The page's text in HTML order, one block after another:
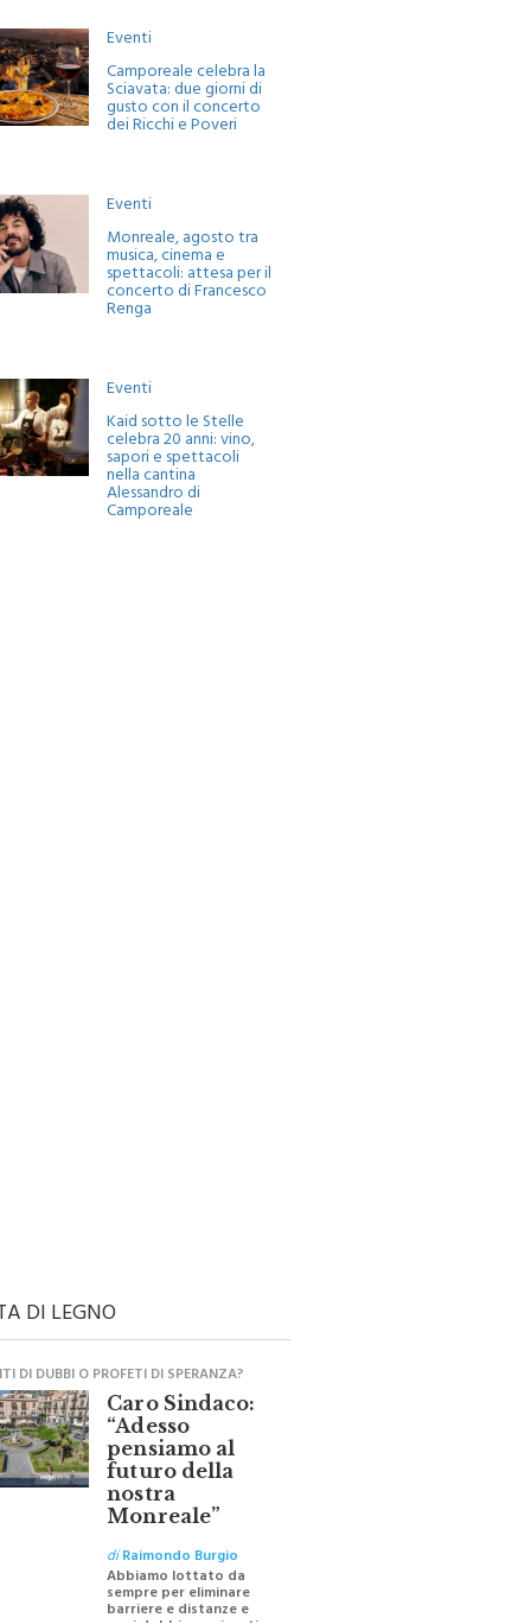
Eventi
Camporeale celebra la
Sciavata: due giorni di
gusto con il concerto
dei Ricchi e Poveri
Eventi
Monreale, agosto tra
musica, cinema e
spettacoli: attesa per il
concerto di Francesco
Renga
Eventi
Kaid sotto le Stelle
celebra 20 anni: vino,
sapori e spettacoli
nella cantina
Alessandro di
Camporeale
DI LEGNO
DI DUBBI O PROFETI DI SPERANZA?
Caro Sindaco:
“Adesso
pensiamo al
futuro della
nostra
Monreale”
diRaimondo Burgio
Abbiamo lottato da
sempre per eliminare